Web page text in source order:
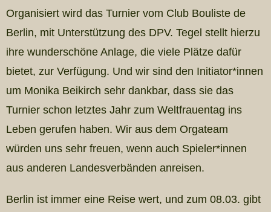
Organisiert wird das Turnier vom Club Bouliste de
Berlin, mit Unterstützung des DPV. Tegel stellt hierzu
ihre wunderschöne Anlage, die viele Plätze dafür
bietet, zur Verfügung. Und wir sind den Initiator*innen
um Monika Beikirch sehr dankbar, dass sie das
Turnier schon letztes Jahr zum Weltfrauentag ins
Leben gerufen haben. Wir aus dem Orgateam
würden uns sehr freuen, wenn auch Spieler*innen
aus anderen Landesverbänden anreisen.
Berlin ist immer eine Reise wert, und zum 08.03. gibt